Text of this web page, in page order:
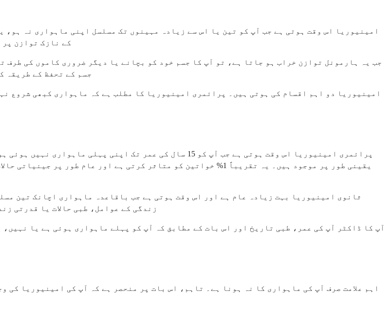
کے نازک توازن
جب یہ ہارمونل توازن خراب ہو جاتا ہے، تو آپ کا جسم خود کو بچانے یا دیگر ضروری کاموں کی
جسم کے تحفظ کے طریقہ
امینیوریا دو اہم اقسام کی ہوتی ہیں۔ پرائمری امینیوریا کا مطلب ہے کہ ماہواری کبھی شروع
پرائمری امینیوریا اس وقت ہوتی ہے جب آپ کو 15 سال کی عمر تک
یقینی طور پر موجود ہیں۔ یہ تقریباً 1% خواتین کو متاثر کرتی ہے اور
ثانوی امینیوریا بہت زیادہ عام ہے اور اس وقت ہوتی ہے جب باقاعدہ ماہواری اچانک تین
زندگی کے عوامل، طبی حالات یا قدرتی
آپ کا ڈاکٹر آپ کی عمر، طبی تاریخ اور اس بات کے مطابق کہ آپ کو پہلے ماہواری ہوئی ہے یا
اہم علامت صرف آپ کی ماہواری کا نہ ہونا ہے۔ تاہم، اس بات پر منحصر ہے کہ آپ کی امینیوریا